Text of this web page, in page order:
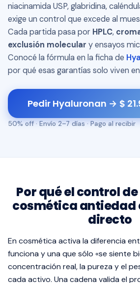
niacinamida USP, glabridina,
exige un control que excede al
Cada partida pasa por HPLC,
exclusión molecular y ensayos
Conocé la fórmula en la ficha de
por qué esas garantías solo viven
Pedir Hyaluronan → $
50% off · Envío 2–7 días · Pago al recibir
Por qué el control
cosmética antiedad
directo
En cosmética activa la diferencia
funciona y una que sólo «se siente
concentración real, la pureza y el
cada activo. Una cadena valida el